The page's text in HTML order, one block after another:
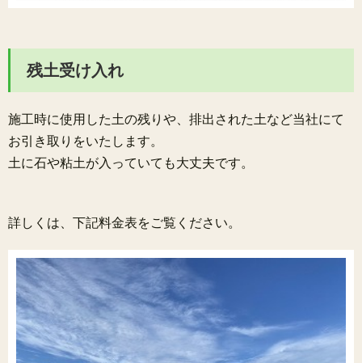
残土受け入れ
施工時に使用した土の残りや、排出された土など当社にて
お引き取りをいたします。
土に石や粘土が入っていても大丈夫です。
詳しくは、下記料金表をご覧ください。